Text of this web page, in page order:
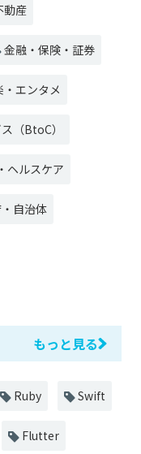
動産
金融・保険・証券
・エンタメ
（BtoC）
ヘルスケア
自治体
もっと見る
Ruby Swift
Flutter